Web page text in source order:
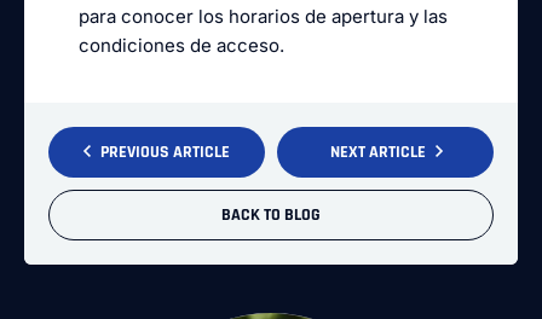
para conocer los horarios de apertura y las
condiciones de acceso.
PREVIOUS ARTICLE
BACK TO BLOG
NEXT ARTICLE